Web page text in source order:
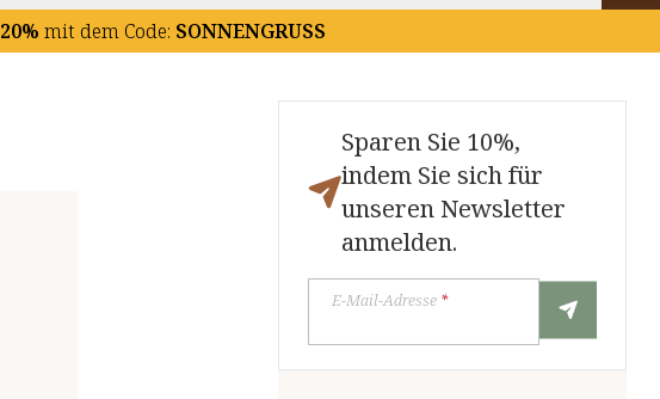
20% mit dem Code: SONNENGRUSS
Sparen Sie 10%,
indem Sie sich für
unseren Newsletter
anmelden.
E-Mail-Adresse*